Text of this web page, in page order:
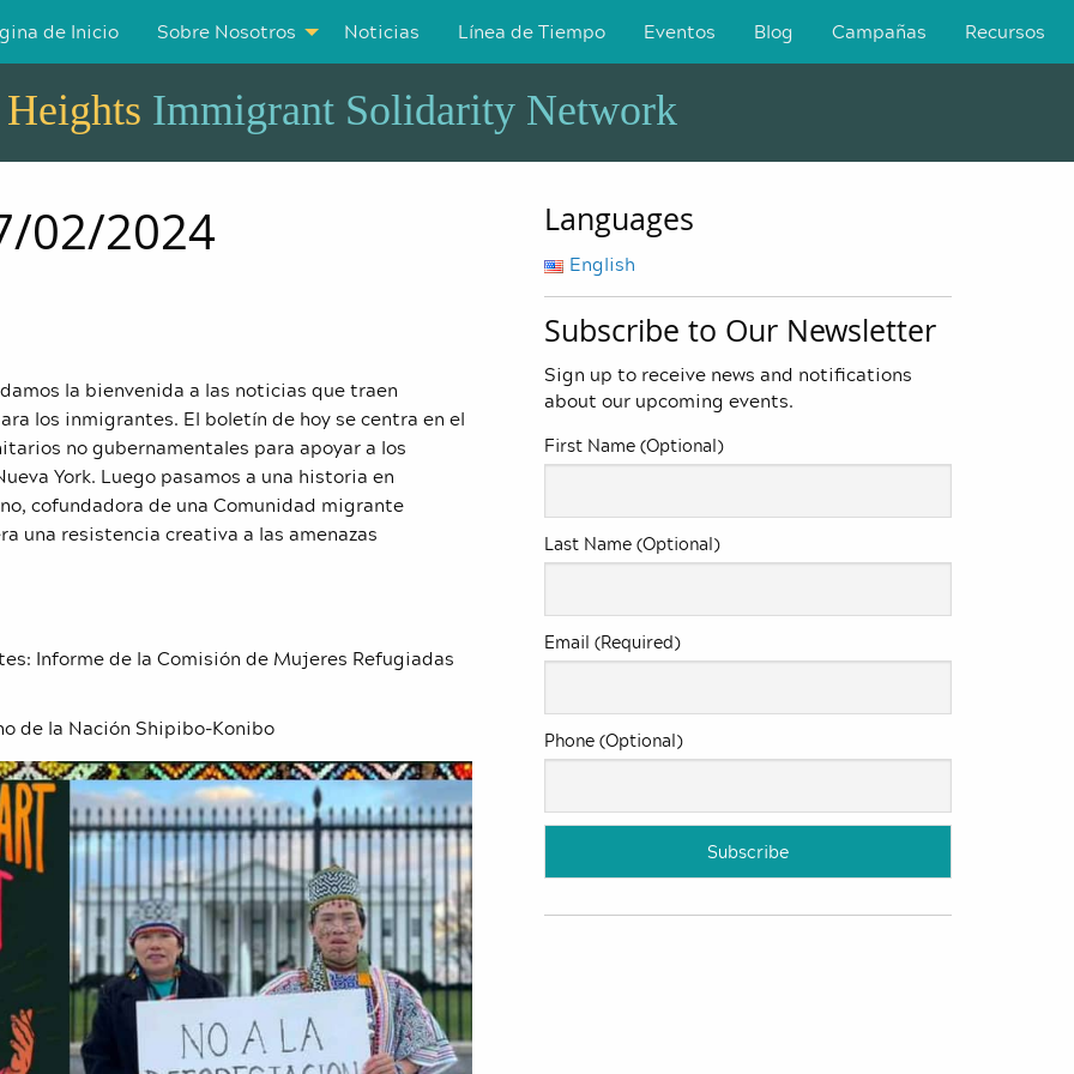
de Inicio Sobre Nosotros Noticias Línea de Tiempo Eventos Blog Campañas Recursos
Immigrant Solidarity Network
02/2024
la bienvenida a las noticias que traen
los inmigrantes. El boletín de hoy se centra en el
no gubernamentales para apoyar a los
York. Luego pasamos a una historia en
cofundadora de una Comunidad migrante
una resistencia creativa a las amenazas
Informe de la Comisión de Mujeres Refugiadas
de la Nación Shipibo-Konibo
Languages
English
Subscribe to Our Newsletter
Sign up to receive news and notifications
about our upcoming events.
First Name (Optional)
Last Name (Optional)
Email (Required)
Phone (Optional)